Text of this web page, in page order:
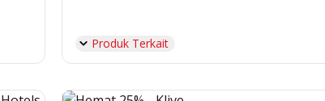
Produk Terkait